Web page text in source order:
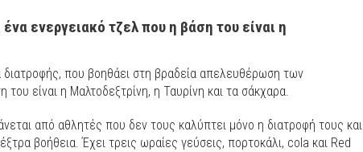
ενεργειακό τζελ που η βάση του είναι η
διατροφής, που βοηθάει στη βραδεία απελευθέρωση των
του είναι η Μαλτοδεξτρίνη, η Ταυρίνη και τα σάκχαρα.
από αθλητές που δεν τους καλύπτει μόνο η διατροφή τους και
βοήθεια. Έχει τρεις ωραίες γεύσεις, πορτοκάλι, cola και Red